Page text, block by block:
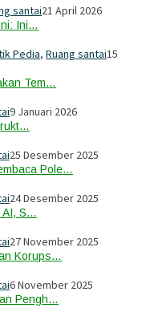
santai21 April 2026
Ini…
Pedia, Ruang santai15
Tem…
9 Januari 2026
25 Desember 2025
Pole…
24 Desember 2025
AI, S…
27 November 2025
Korups…
6 November 2025
Pengh…